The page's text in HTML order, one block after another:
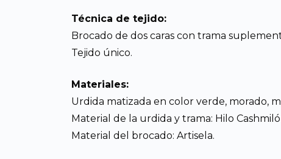
Técnica de tejido:
Brocado de dos caras con trama
Tejido único.
Materiales:
Urdida matizada en color verde, morado,
Material de la urdida y trama: Hilo
Material del brocado: Artisela.